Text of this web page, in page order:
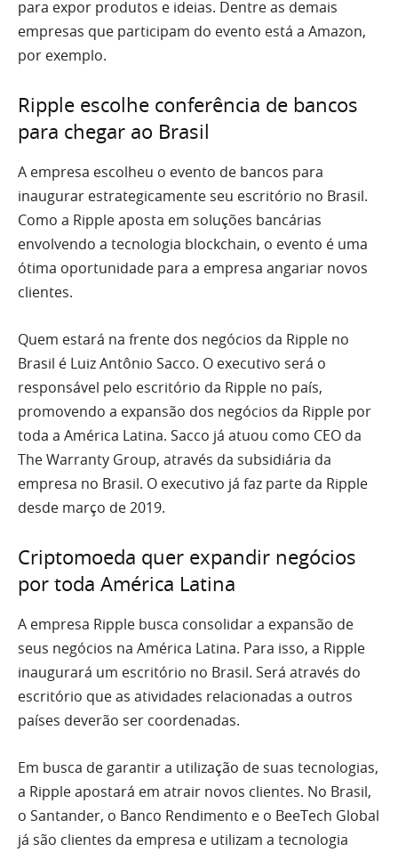
para expor produtos e ideias. Dentre as demais
empresas que participam do evento está a Amazon,
por exemplo.
Ripple escolhe conferência de bancos
para chegar ao Brasil
A empresa escolheu o evento de bancos para
inaugurar estrategicamente seu escritório no Brasil.
Como a Ripple aposta em soluções bancárias
envolvendo a tecnologia blockchain, o evento é uma
ótima oportunidade para a empresa angariar novos
clientes.
Quem estará na frente dos negócios da Ripple no
Brasil é Luiz Antônio Sacco. O executivo será o
responsável pelo escritório da Ripple no país,
promovendo a expansão dos negócios da Ripple por
toda a América Latina. Sacco já atuou como CEO da
The Warranty Group, através da subsidiária da
empresa no Brasil. O executivo já faz parte da Ripple
desde março de 2019.
Criptomoeda quer expandir negócios
por toda América Latina
A empresa Ripple busca consolidar a expansão de
seus negócios na América Latina. Para isso, a Ripple
inaugurará um escritório no Brasil. Será através do
escritório que as atividades relacionadas a outros
países deverão ser coordenadas.
Em busca de garantir a utilização de suas tecnologias,
a Ripple apostará em atrair novos clientes. No Brasil,
o Santander, o Banco Rendimento e o BeeTech Global
já são clientes da empresa e utilizam a tecnologia